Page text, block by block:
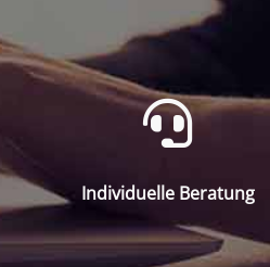
Individuelle Beratung